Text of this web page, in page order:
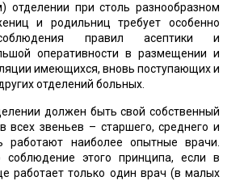
отделении при столь разнообразном
и родильниц требует особенно
правил асептики и
оперативности в размещении и
имеющихся, вновь поступающих и
отделений больных.
должен быть свой собственный
всех звеньев – старшего, среднего и
работают наиболее опытные врачи.
соблюдение этого принципа, если в
работает только один врач (в малых